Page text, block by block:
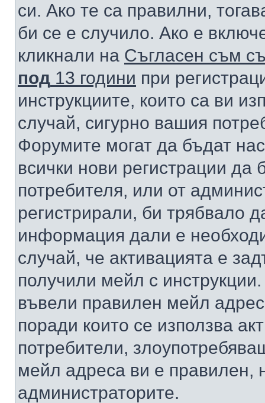
си. Ако те са правилни,
би се е случило. Ако е
кликнали на Съгласен съм
под 13 години при
инструкциите, които са ви
случай, сигурно вашия
Форумите могат да бъдат
всички нови регистрации да
потребителя, или от
регистрирали, би трябвало
информация дали е
случай, че активацията е
получили мейл с
въвели правилен мейл
поради които се използва
потребители,
мейл адреса ви е правилен,
администраторите.